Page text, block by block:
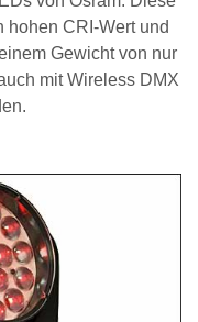
hohen CRI-Wert und
Gewicht von nur
mit Wireless DMX